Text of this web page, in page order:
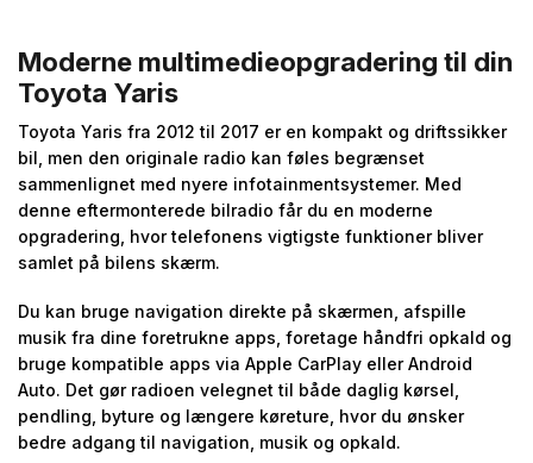
Moderne multimedieopgradering til din
Toyota Yaris
Toyota Yaris fra 2012 til 2017 er en kompakt og driftssikker
bil, men den originale radio kan føles begrænset
sammenlignet med nyere infotainmentsystemer. Med
denne eftermonterede bilradio får du en moderne
opgradering, hvor telefonens vigtigste funktioner bliver
samlet på bilens skærm.
Du kan bruge navigation direkte på skærmen, afspille
musik fra dine foretrukne apps, foretage håndfri opkald og
bruge kompatible apps via Apple CarPlay eller Android
Auto. Det gør radioen velegnet til både daglig kørsel,
pendling, byture og længere køreture, hvor du ønsker
bedre adgang til navigation, musik og opkald.